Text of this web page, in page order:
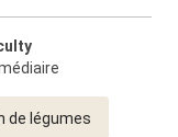
de légumes